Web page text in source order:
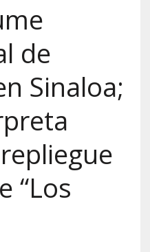
de
Sinaloa;
“Los